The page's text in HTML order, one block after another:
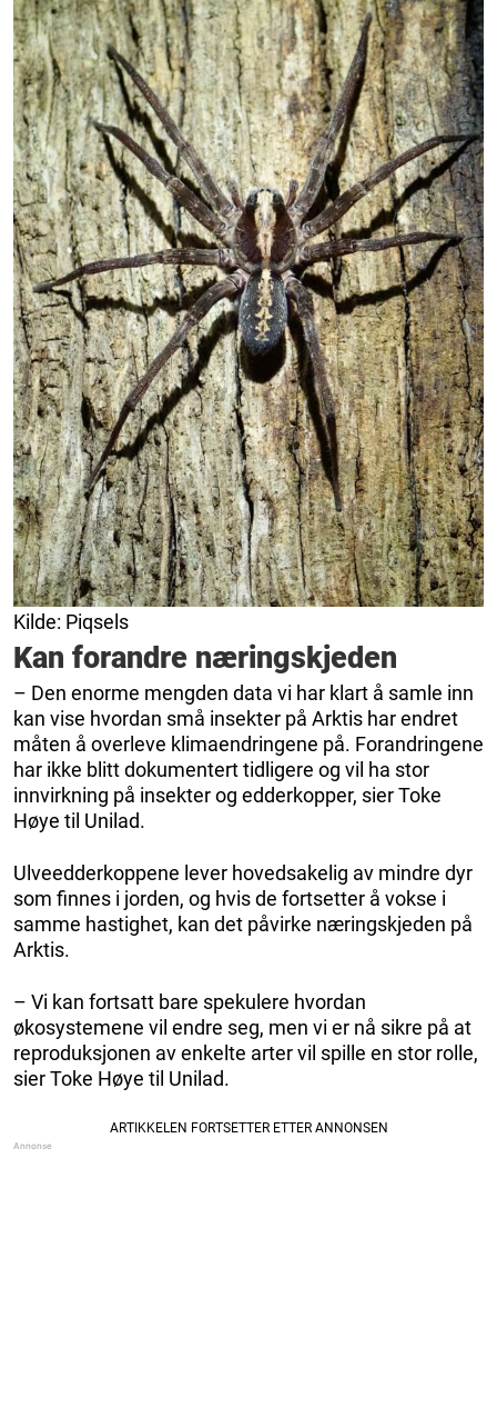
Kilde: Piqsels
Kan forandre næringskjeden
– Den enorme mengden data vi har klart å samle inn
kan vise hvordan små insekter på Arktis har endret
måten å overleve klimaendringene på. Forandringene
har ikke blitt dokumentert tidligere og vil ha stor
innvirkning på insekter og edderkopper, sier Toke
Høye til Unilad.
Ulveedderkoppene lever hovedsakelig av mindre dyr
som finnes i jorden, og hvis de fortsetter å vokse i
samme hastighet, kan det påvirke næringskjeden på
Arktis.
– Vi kan fortsatt bare spekulere hvordan
økosystemene vil endre seg, men vi er nå sikre på at
reproduksjonen av enkelte arter vil spille en stor rolle,
sier Toke Høye til Unilad.